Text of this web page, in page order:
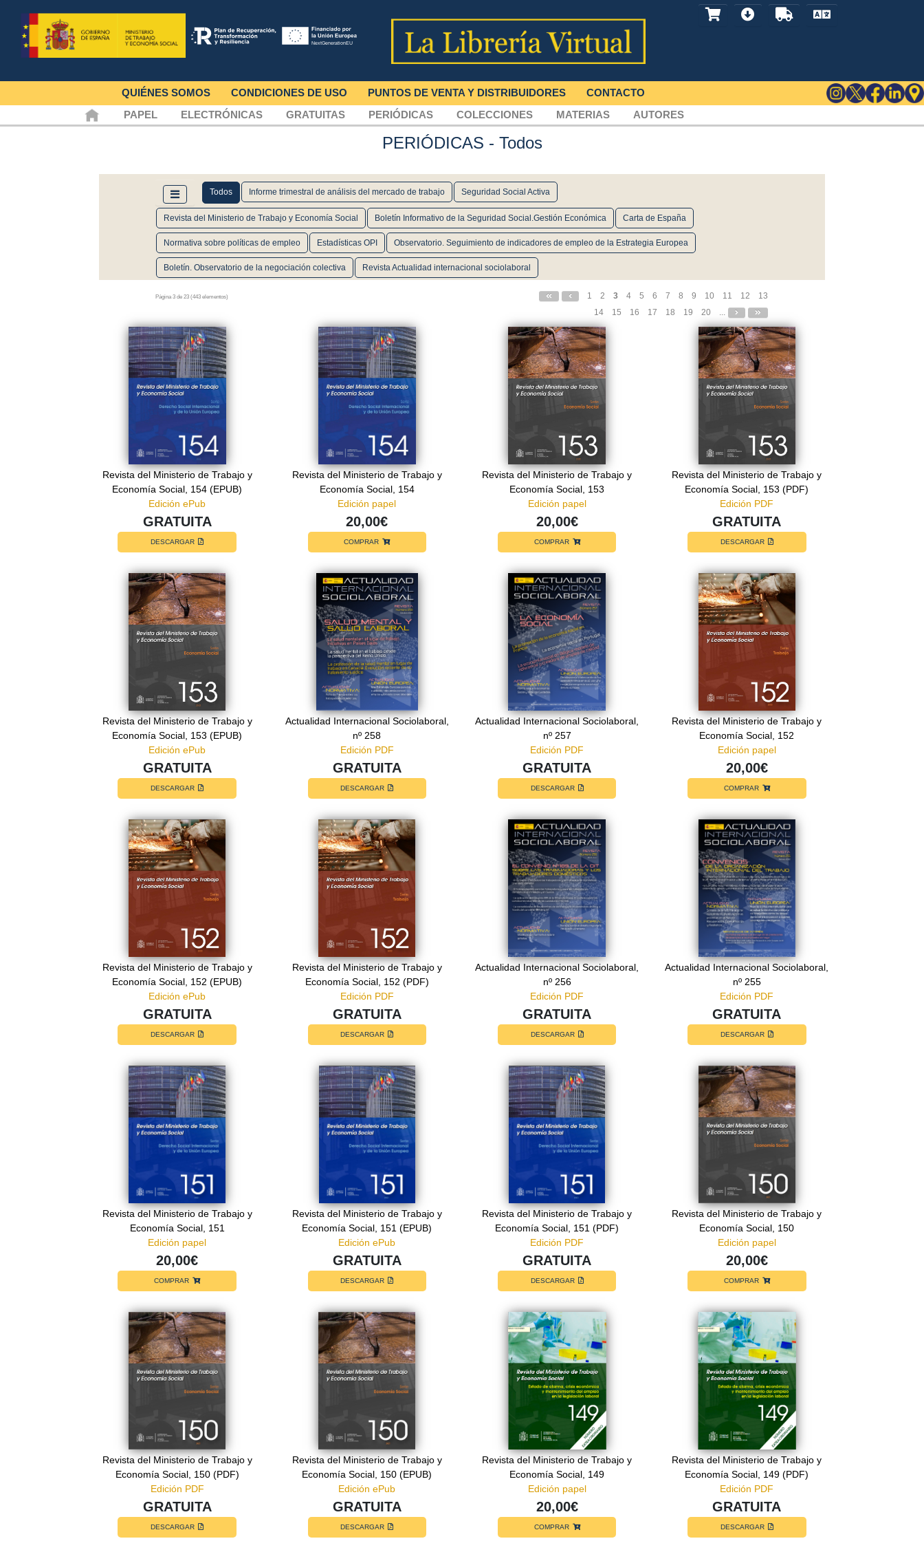
QUIÉNES SOMOS CONDICIONES DE USO PUNTOS DE VENTA Y DISTRIBUIDORES
CONTACTO
PAPEL
ELECTRÓNICAS GRATUITAS PERIÓDICAS COLECCIONES MATERIAS AUTORES
PERIÓDICAS - Todos
Todos Informe trimestral de análisis del mercado de trabajo Seguridad Social Activa
Revista del Ministerio de Trabajo y Economía Social Boletín Informativo de la Seguridad Social.Gestión Económica Carta de España
Normativa sobre políticas de empleo Estadísticas OPI Observatorio. Seguimiento de indicadores de empleo de la Estrategia Europea
Boletín. Observatorio de la negociación colectiva Revista Actualidad internacional sociolaboral
Página 3 de 23 (443 elementos) 1 2 3 4 5 6 7 8 9 10 11 12
13
14
15 16 17 18 19 20
Revista del Ministerio de Trabajo y
Economía Social, 154 (EPUB)
Edición ePub
GRATUITA
DESCARGAR
Revista del Ministerio de Trabajo y
Economía Social, 154
Edición papel
20,00€
COMPRAR
Revista del Ministerio de Trabajo y
Economía Social, 153
Edición papel
20,00€
COMPRAR
Revista del Ministerio de Trabajo y
Economía Social, 153 (PDF)
Edición PDF
GRATUITA
DESCARGAR
Revista del Ministerio de Trabajo y
Economía Social, 153 (EPUB)
Edición ePub
GRATUITA
DESCARGAR
Actualidad Internacional Sociolaboral,
nº 258
Edición PDF
GRATUITA
DESCARGAR
Actualidad Internacional Sociolaboral,
nº 257
Edición PDF
GRATUITA
DESCARGAR
Revista del Ministerio de Trabajo y
Economía Social, 152
Edición papel
20,00€
COMPRAR
Revista del Ministerio de Trabajo y
Economía Social, 152 (EPUB)
Edición ePub
GRATUITA
DESCARGAR
Revista del Ministerio de Trabajo y
Economía Social, 152 (PDF)
Edición PDF
GRATUITA
DESCARGAR
Actualidad Internacional Sociolaboral,
nº 256
Edición PDF
GRATUITA
DESCARGAR
Actualidad Internacional Sociolaboral,
nº 255
Edición PDF
GRATUITA
DESCARGAR
Revista del Ministerio de Trabajo y
Economía Social, 151
Edición papel
20,00€
COMPRAR
Revista del Ministerio de Trabajo y
Economía Social, 151 (EPUB)
Edición ePub
GRATUITA
DESCARGAR
Revista del Ministerio de Trabajo y
Economía Social, 151 (PDF)
Edición PDF
GRATUITA
DESCARGAR
Revista del Ministerio de Trabajo y
Economía Social, 150
Edición papel
20,00€
COMPRAR
Revista del Ministerio de Trabajo y
Economía Social, 150 (PDF)
Edición PDF
GRATUITA
DESCARGAR
Revista del Ministerio de Trabajo y
Economía Social, 150 (EPUB)
Edición ePub
GRATUITA
DESCARGAR
Revista del Ministerio de Trabajo y
Economía Social, 149
Edición papel
20,00€
COMPRAR
Revista del Ministerio de Trabajo y
Economía Social, 149 (PDF)
Edición PDF
GRATUITA
DESCARGAR